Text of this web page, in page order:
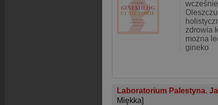
zdrowia
można
gineko
Laboratorium Palestyna.
Miękka]